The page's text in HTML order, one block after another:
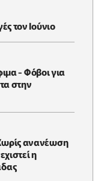
τον Ιούνιο
- Φόβοι για
στην
ανανέωση
η